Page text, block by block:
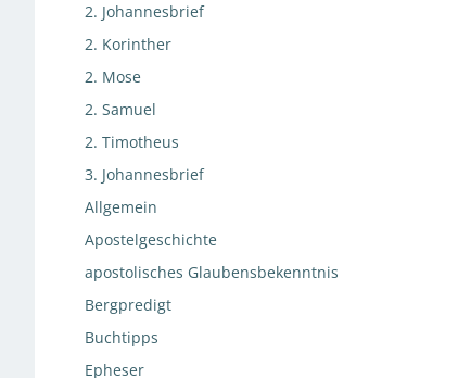
2. Johannesbrief
2. Korinther
2. Mose
2. Samuel
2. Timotheus
3. Johannesbrief
Allgemein
Apostelgeschichte
apostolisches Glaubensbekenntnis
Bergpredigt
Buchtipps
Epheser